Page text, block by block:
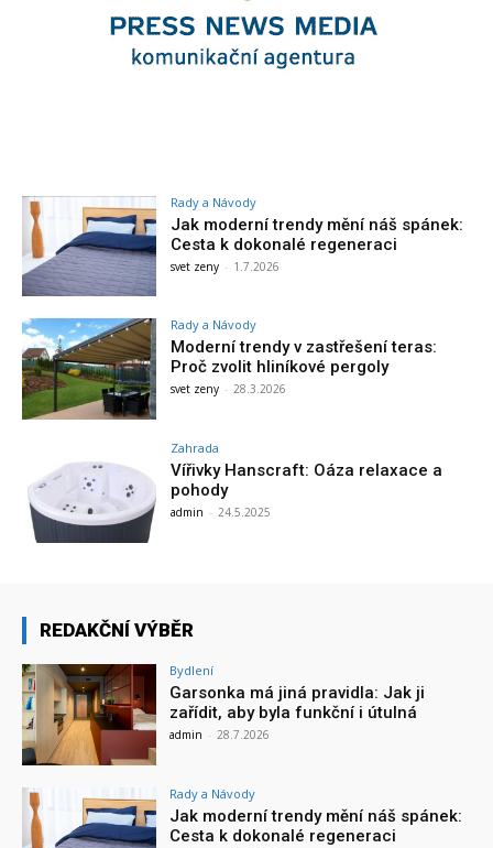
Rady a Návody
Jak moderní trendy mění náš spánek:
Cesta k dokonalé regeneraci
svet zeny - 1.7.2026
Rady a Návody
Moderní trendy v zastřešení teras:
Proč zvolit hliníkové pergoly
svet zeny - 28.3.2026
Zahrada
Vířivky Hanscraft: Oáza relaxace a
pohody
admin - 24.5.2025
REDAKČNÍ VÝBĚR
Bydlení
Garsonka má jiná pravidla: Jak ji
zařídit, aby byla funkční i útulná
admin - 28.7.2026
Rady a Návody
Jak moderní trendy mění náš spánek:
Cesta k dokonalé regeneraci